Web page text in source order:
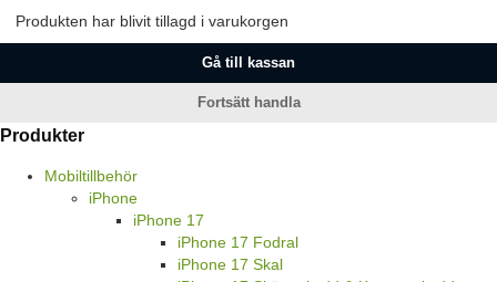
Produkten har blivit tillagd i varukorgen
Gå till kassan
Fortsätt handla
Produkter
Mobiltillbehör
iPhone
iPhone 17
iPhone 17 Fodral
iPhone 17 Skal